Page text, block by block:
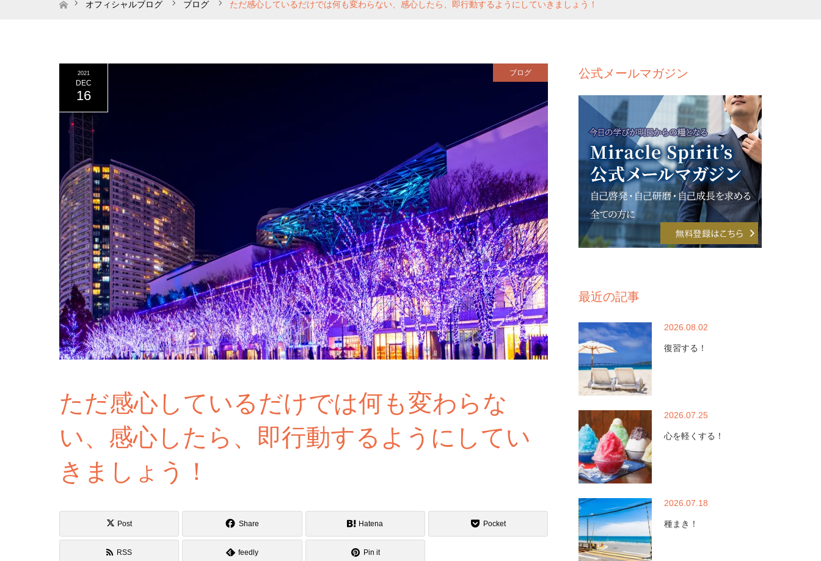
ホームオフィシャルブログ ブログ ただ感心しているだけでは何も変わらない、感心したら、即行動するようにしていきましょう！
2021
DEC
16
ブログ
ただ感心しているだけでは何も変わらな
い、感心したら、即行動するようにしてい
きましょう！
Post Share Hatena Pocket
RSS feedly Pin it
公式メールマガジン
最近の記事
2026.08.02
復習する！
2026.07.25
心を軽くする！
2026.07.18
種まき！